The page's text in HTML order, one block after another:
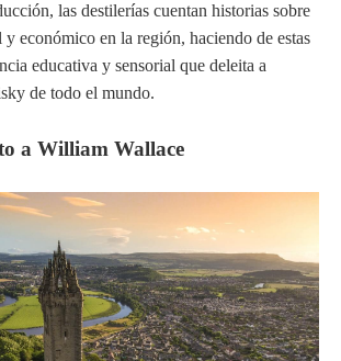
las destilerías cuentan historias sobre
económico en la región, haciendo de estas
educativa y sensorial que deleita a
de todo el mundo.
a William Wallace